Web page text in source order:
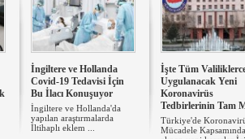
İngiltere ve Hollanda
Covid-19 Tedavisi İçin
Bu İlacı Konuşuyor
İngiltere ve Hollanda'da
yapılan araştırmalarda ​
İltihaplı eklem ...
İşte Tüm
Uygulanacak Yeni
Koronavirüs
Tedbirlerinin Tam
Türkiye'de
Mücadele Kapsamında